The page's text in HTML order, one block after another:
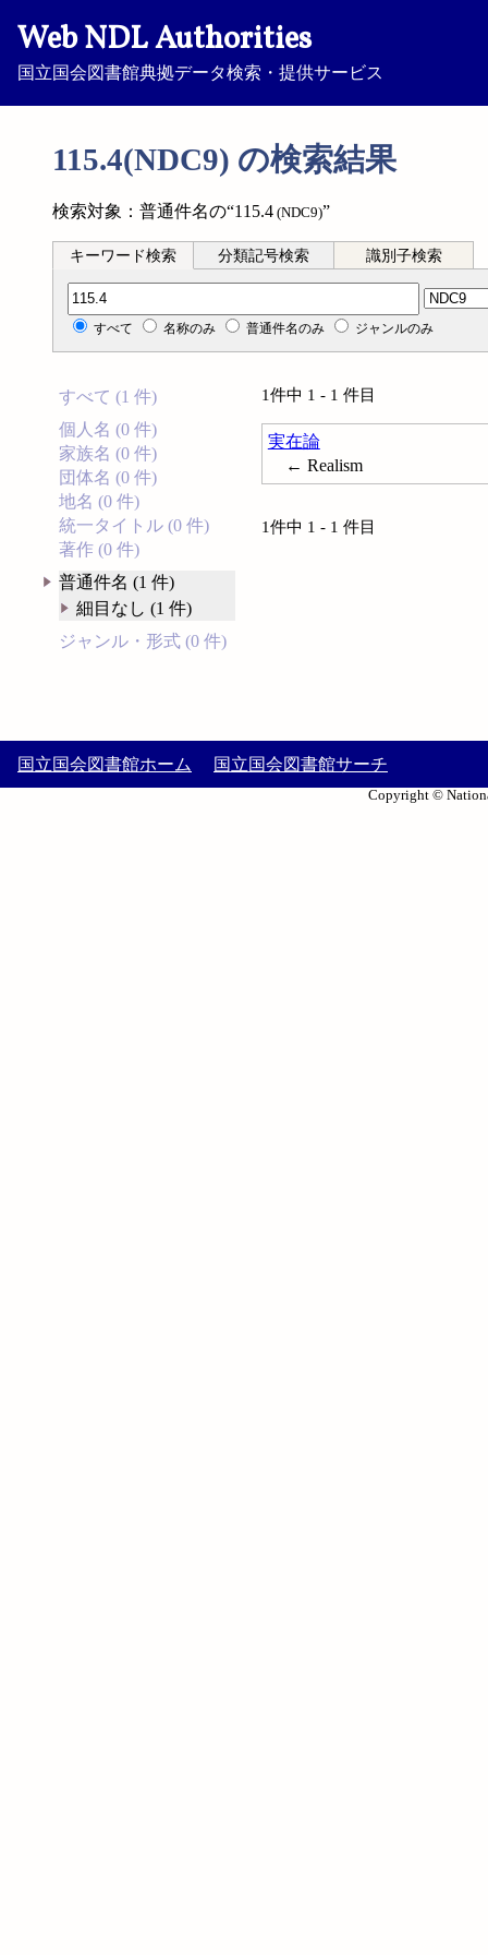
Web NDL Authorities
国立国会図書館典拠データ検索・提供サービス
115.4(NDC9) の検索結果
検索対象：普通件名の“115.4 (NDC9)”
キーワード検索 分類記号検索 識別子検索
分類記号検索
すべて 名称のみ 普通件名のみ ジャンルのみ
すべて (1 件)
個人名 (0 件)
家族名 (0 件)
団体名 (0 件)
地名 (0 件)
統一タイトル (0 件)
著作 (0 件)
普通件名 (1 件)
細目なし (1 件)
ジャンル・形式 (0 件)
1件中 1 - 1 件目
実在論
← Realism
1件中 1 - 1 件目
国立国会図書館ホーム 国立国会図書館サーチ
Copyright ©